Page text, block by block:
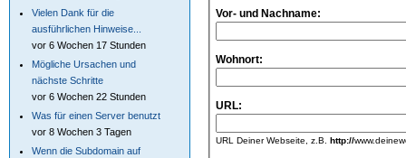
Vor- und Nachname:
Wohnort:
URL:
URL Deiner Webseite, z.B. http://
Vielen Dank für die
ausführlichen Hinweise...
vor 6 Wochen 17 Stunden
Mögliche Ursachen und
nächste Schritte
vor 6 Wochen 22 Stunden
Was für einen Server benutzt
vor 8 Wochen 3 Tagen
Wenn die Subdomain auf